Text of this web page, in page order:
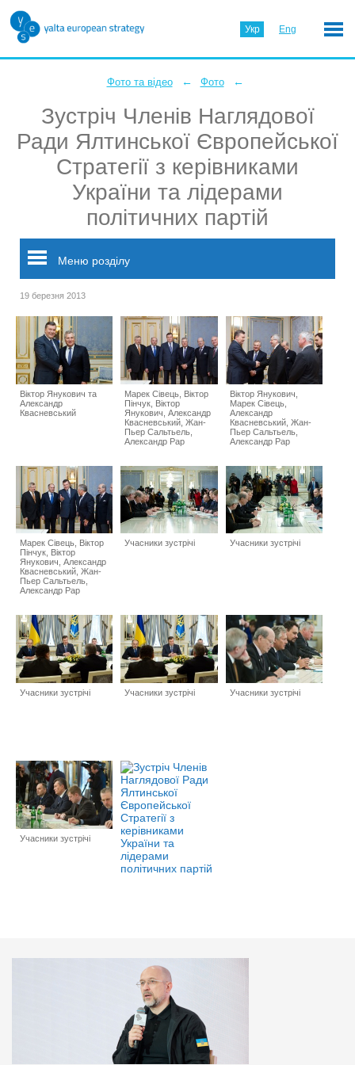
Укр Eng
Фото та відео ← Фото ←
Зустріч Членів Наглядової
Ради Ялтинської Європейської
Стратегії з керівниками
України та лідерами
політичних партій
Меню розділу
19 березня 2013
Віктор Янукович та
Александр
Квасневський
Марек Сівець, Віктор
Пінчук, Віктор
Янукович, Александр
Квасневський, Жан-
Пьер Сальтьель,
Александр Рар
Віктор Янукович,
Марек Сівець,
Александр
Квасневський, Жан-
Пьер Сальтьель,
Александр Рар
Марек Сівець, Віктор
Пінчук, Віктор
Янукович, Александр
Квасневський, Жан-
Пьер Сальтьель,
Александр Рар
Учасники зустрічі Учасники зустрічі
Учасники зустрічі Учасники зустрічі Учасники зустрічі
Учасники зустрічі